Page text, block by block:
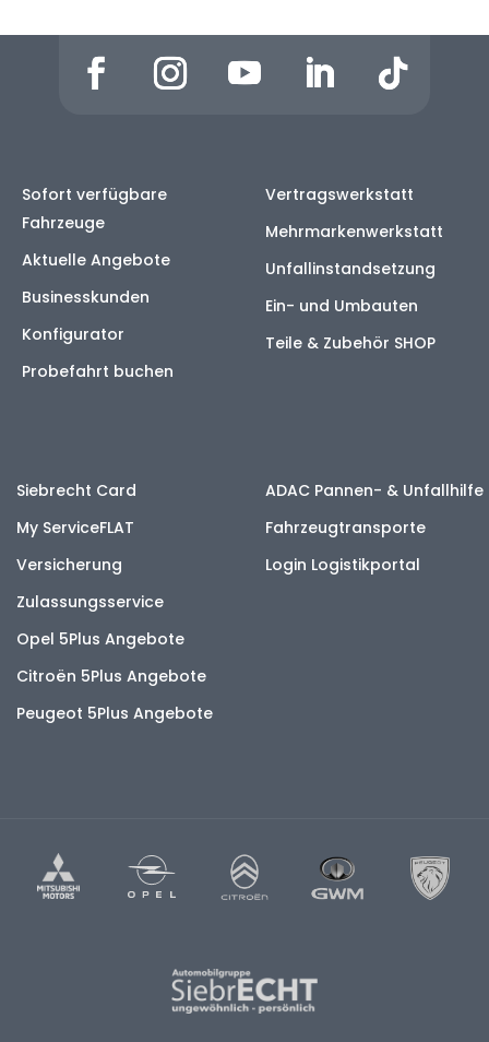
Sofort verfügbare
Fahrzeuge
Aktuelle Angebote
Businesskunden
Konfigurator
Probefahrt buchen
Vertragswerkstatt
Mehrmarkenwerkstatt
Unfallinstandsetzung
Ein- und Umbauten
Teile & Zubehör SHOP
Siebrecht Card
My ServiceFLAT
Versicherung
Zulassungsservice
Opel 5Plus Angebote
Citroën 5Plus Angebote
Peugeot 5Plus Angebote
ADAC Pannen- & Unfallhilfe
Fahrzeugtransporte
Login Logistikportal